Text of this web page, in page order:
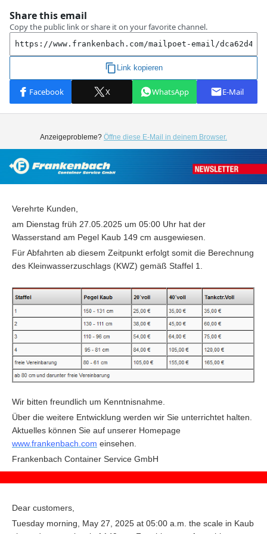
Anzeigeprobleme? Öffne diese E-Mail in deinem Browser.
Verehrte Kunden,
am Dienstag früh 27.05.2025 um 05:00 Uhr hat der
Wasserstand am Pegel Kaub 149 cm ausgewiesen.
Für Abfahrten ab diesem Zeitpunkt erfolgt somit die Berechnung
des Kleinwasserzuschlags (KWZ) gemäß Staffel 1.
Wir bitten freundlich um Kenntnisnahme.
Über die weitere Entwicklung werden wir Sie unterrichtet halten.
Aktuelles können Sie auf unserer Homepage
www.frankenbach.com einsehen.
Frankenbach Container Service GmbH
Dear customers,
Tuesday morning, May 27, 2025 at 05:00 a.m. the scale in Kaub